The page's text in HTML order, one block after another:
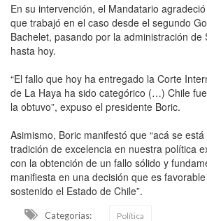
En su intervención, el Mandatario
que trabajó en el caso desde el segundo
Bachelet, pasando por la administración de
hasta hoy.
“El fallo que hoy ha entregado la Corte
de La Haya ha sido categórico (…) Chile
la obtuvo”, expuso el presidente Boric.
Asimismo, Boric manifestó que “acá se
tradición de excelencia en nuestra política
con la obtención de un fallo sólido y
manifiesta en una decisión que es
sostenido el Estado de Chile”.
Categorias: Política